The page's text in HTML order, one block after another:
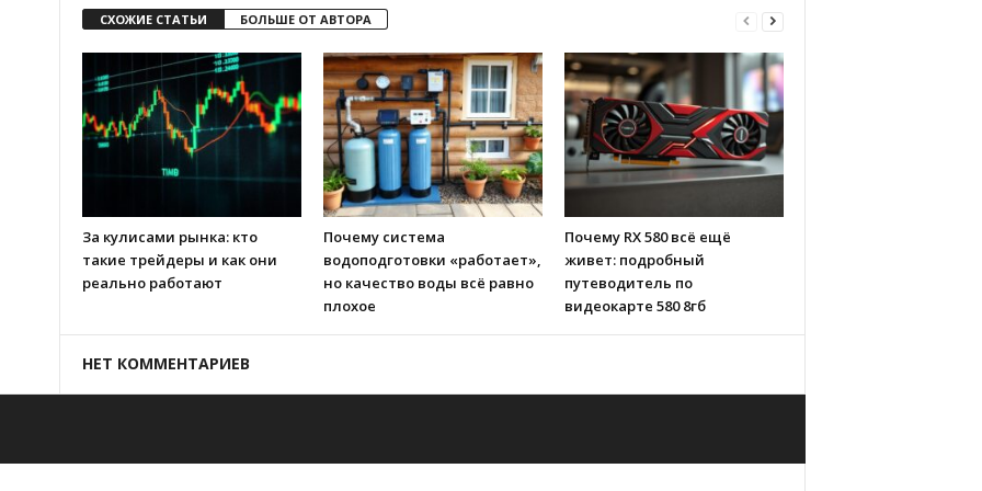
СХОЖИЕ СТАТЬИ БОЛЬШЕ ОТ АВТОРА
За кулисами рынка: кто
такие трейдеры и как они
реально работают
Почему система
водоподготовки «работает»,
но качество воды всё равно
плохое
Почему RX 580 всё ещё
живет: подробный
путеводитель по
видеокарте 580 8гб
НЕТ КОММЕНТАРИЕВ